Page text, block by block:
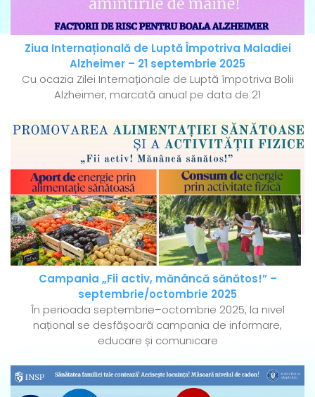
Ziua Internațională de Luptă Împotriva Maladiei
Alzheimer – 21 septembrie 2025
Cu ocazia Zilei Internaționale de Luptă împotriva Bolii
Alzheimer, marcată anual pe data de 21
Campania „Fii activ, mănâncă sănătos!” –
septembrie/octombrie 2025
În perioada septembrie–octombrie 2025, la nivel
național se desfășoară campania de informare,
educare și comunicare